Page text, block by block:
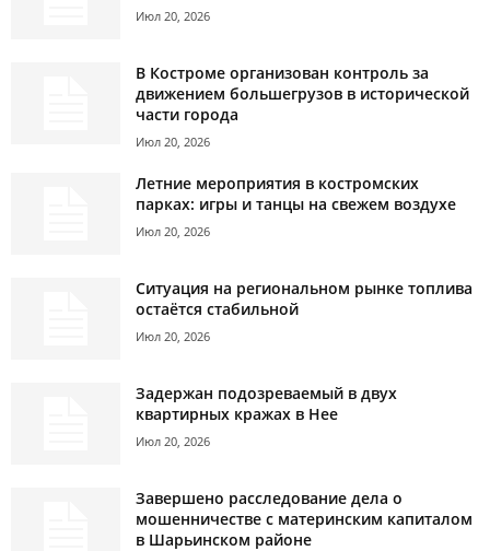
Июл 20, 2026
В Костроме организован контроль за
движением большегрузов в исторической
части города
Июл 20, 2026
Летние мероприятия в костромских
парках: игры и танцы на свежем воздухе
Июл 20, 2026
Ситуация на региональном рынке топлива
остаётся стабильной
Июл 20, 2026
Задержан подозреваемый в двух
квартирных кражах в Нее
Июл 20, 2026
Завершено расследование дела о
мошенничестве с материнским капиталом
в Шарьинском районе